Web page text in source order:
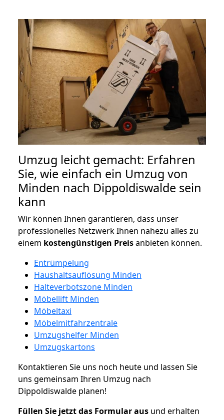
Umzug leicht gemacht: Erfahren
Sie, wie einfach ein Umzug von
Minden nach Dippoldiswalde sein
kann
Wir können Ihnen garantieren, dass unser
professionelles Netzwerk Ihnen nahezu alles zu
einem kostengünstigen Preisanbieten können.
Entrümpelung
Haushaltsauflösung Minden
Halteverbotszone Minden
Möbellift Minden
Möbeltaxi
Möbelmitfahrzentrale
Umzugshelfer Minden
Umzugskartons
Kontaktieren Sie uns noch heute und lassen Sie
uns gemeinsam Ihren Umzug nach
Dippoldiswalde planen!
Füllen Sie jetzt das Formular aus und erhalten